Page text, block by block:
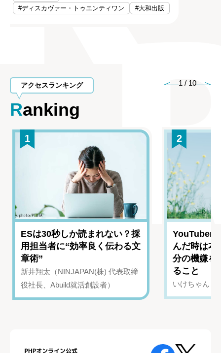
#ディスカヴァー・トゥエンティワン
#大和出版
アクセスランキング
Ranking
1 / 10
1
ESは30秒しか読まれない？採
用担当者に“効率良く伝わる文
章術”
新井翔太（NINJAPAN(株) 代表取締
役社長、Abuild就活創設者）
2
YouTuber
んだ時は
分の機嫌を
ること
いけちゃん（